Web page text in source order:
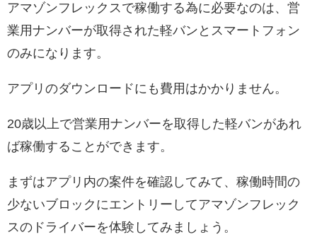
アマゾンフレックスで稼働する為に必要なのは、営
業用ナンバーが取得された軽バンとスマートフォン
のみになります。
アプリのダウンロードにも費用はかかりません。
20歳以上で営業用ナンバーを取得した軽バンがあれ
ば稼働することができます。
まずはアプリ内の案件を確認してみて、稼働時間の
少ないブロックにエントリーしてアマゾンフレック
スのドライバーを体験してみましょう。